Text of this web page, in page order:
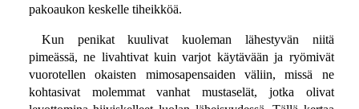
pakoaukon keskelle tiheikköä.
Kun penikat kuulivat kuoleman lähestyvän niitä
pimeässä, ne livahtivat kuin varjot käytävään ja ryömivät
vuorotellen okaisten mimosapensaiden väliin, missä ne
kohtasivat molemmat vanhat mustaselät, jotka olivat